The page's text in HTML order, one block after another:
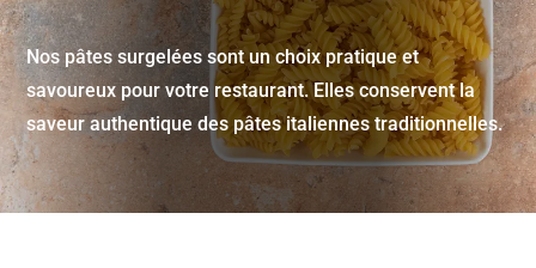
Nos pâtes surgelées sont un choix pratique et
savoureux pour votre restaurant. Elles conservent la
saveur authentique des pâtes italiennes traditionnelles.